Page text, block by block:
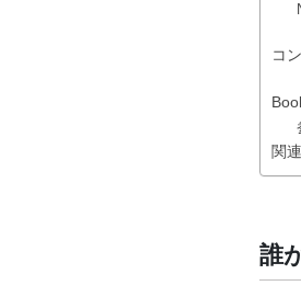
コ
関
誰